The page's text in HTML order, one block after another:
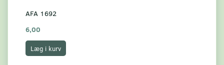
AFA 1692
6,00
Læg i kurv